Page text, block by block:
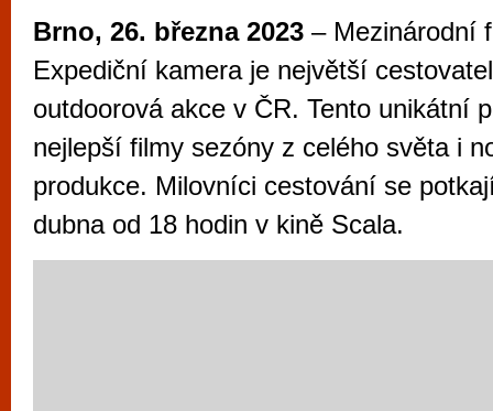
Brno, 26. března 2023 – Mezinárodní
Expediční kamera je největší
outdoorová akce v ČR. Tento unikátní
nejlepší filmy sezóny z celého světa i
produkce. Milovníci cestování se
dubna od 18 hodin v kině Scala.
Brno je
zajímavé
restaurace,
Mimo jiné je ale také místem, kde si
vyzkoušet různé kasinové hry. V
metropoli naleznete širokou nabídku her
po moderní automaty jak pro pravidelné
příležitostné hráče. V...